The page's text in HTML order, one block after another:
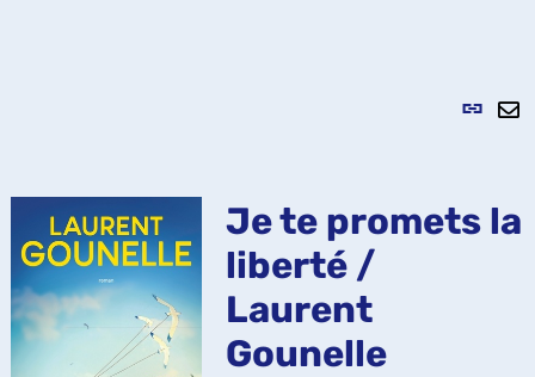
Lien
Je te promets la
liberté /
Laurent
Gounelle